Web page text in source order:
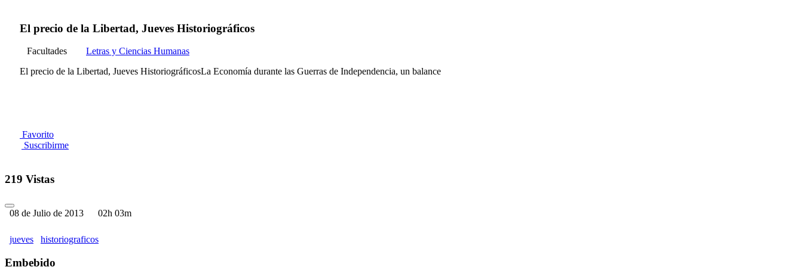
El precio de la Libertad, Jueves Historiográficos
Facultades
Letras y Ciencias Humanas
El precio de la Libertad, Jueves HistoriográficosLa Economía durante las Guerras de Independencia, un balance
Favorito
Suscribirme
219 Vistas
08 de Julio de 2013 02h 03m
jueves historiograficos
Embebido